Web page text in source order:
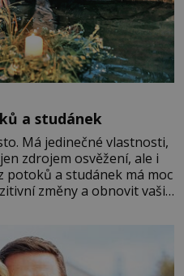
a studánek
Má jedinečné vlastnosti,
zdrojem osvěžení, ale i
potoků a studánek má moc
změny a obnovit vaši
do svého života